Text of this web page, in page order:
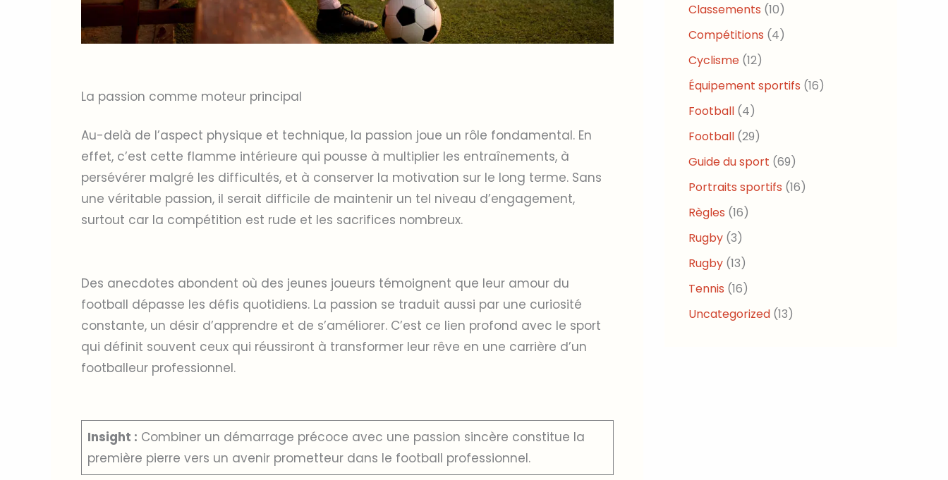
La passion comme moteur principal
Au-delà de l’aspect physique et technique, la passion joue un rôle fondamental. En
effet, c’est cette flamme intérieure qui pousse à multiplier les entraînements, à
persévérer malgré les difficultés, et à conserver la motivation sur le long terme. Sans
une véritable passion, il serait difficile de maintenir un tel niveau d’engagement,
surtout car la compétition est rude et les sacrifices nombreux.
Des anecdotes abondent où des jeunes joueurs témoignent que leur amour du
football dépasse les défis quotidiens. La passion se traduit aussi par une curiosité
constante, un désir d’apprendre et de s’améliorer. C’est ce lien profond avec le sport
qui définit souvent ceux qui réussiront à transformer leur rêve en une carrière d’un
footballeur professionnel.
Insight : Combiner un démarrage précoce avec une passion sincère constitue la
première pierre vers un avenir prometteur dans le football professionnel.
Classements (10)
Compétitions (4)
Cyclisme (12)
Équipement sportifs (16)
Football (4)
Football (29)
Guide du sport (69)
Portraits sportifs (16)
Règles (16)
Rugby (3)
Rugby (13)
Tennis (16)
Uncategorized (13)